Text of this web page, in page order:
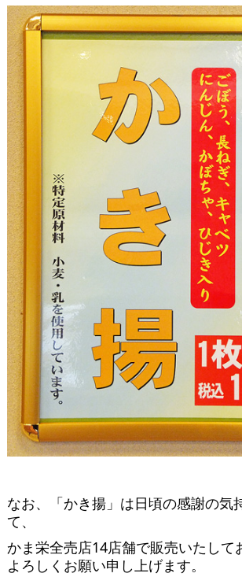
なお、「かき揚」は日頃の感謝の気
て、
かま栄全売店14店舗で販売いたして
よろしくお願い申し上げます。